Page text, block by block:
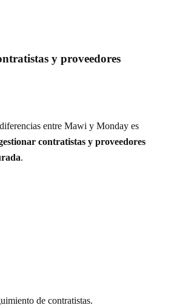
y proveedores
entre Mawi y Monday es
contratistas y proveedores
.
de contratistas.